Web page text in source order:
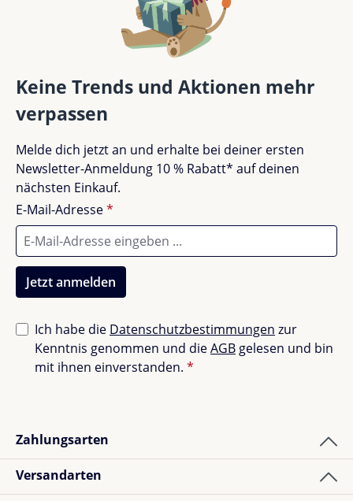
Keine Trends und Aktionen mehr
verpassen
Melde dich jetzt an und erhalte bei deiner ersten
Newsletter-Anmeldung 10 % Rabatt* auf deinen
nächsten Einkauf.
E-Mail-Adresse*
Jetzt anmelden
Ich habe die Datenschutzbestimmungen zur
Kenntnis genommen und dieAGB gelesen und bin
mit ihnen einverstanden. *
Zahlungsarten
Versandarten